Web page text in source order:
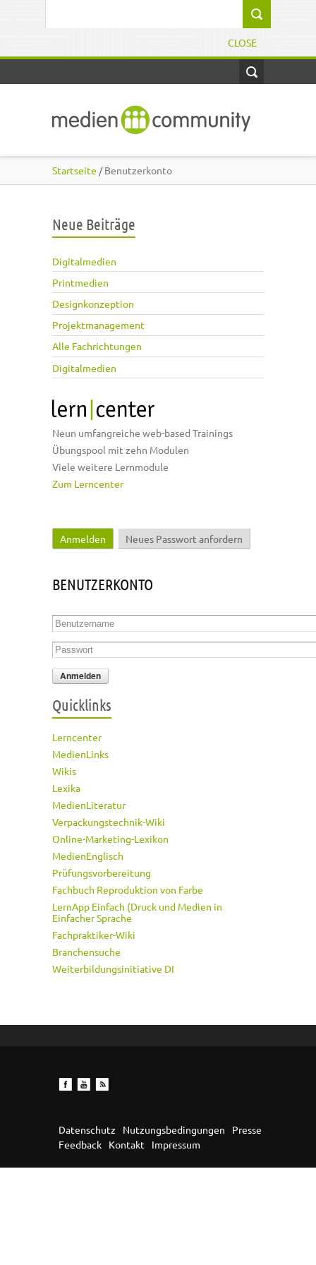
CLOSE
Startseite / Benutzerkonto
Neue Beiträge
Digitalmedien
Printmedien
Designkonzeption
Projektmanagement
Alle Fachrichtungen
Digitalmedien
Neun umfangreiche web-based Trainings
Übungspool mit zehn Modulen
Viele weitere Lernmodule
Zum Lerncenter
Haupt-Reiter
Anmelden (aktiver Reiter)
Neues Passwort anfordern
BENUTZERKONTO
Benutzername
Passwort
Quicklinks
Lerncenter
MedienLinks
Wikis
Lexika
MedienLiteratur
Verpackungstechnik-Wiki
Online-Marketing-Lexikon
MedienEnglisch
Prüfungsvorbereitung
Fachbuch Reproduktion von Farbe
LernApp Einfach (Druck und Medien in
Einfacher Sprache
Fachpraktiker-Wiki
Branchensuche
Weiterbildungsinitiative DI
Datenschutz Nutzungsbedingungen
Presse
Feedback
Kontakt Impressum